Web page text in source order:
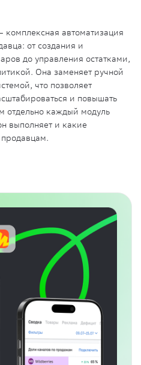
автоматизация
от создания и
до управления остатками,
Она заменяет ручной
что позволяет
и повышать
отдельно каждый модуль
выполняет и какие